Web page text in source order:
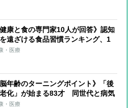
健康と食の専門家10人が回答》認知
遠ざける食品習慣ランキング、1
「青魚全般」と「ウォーキン
・医療
脳年齢のターニングポイント》「後
化」が始まる83才 同世代と病気
ばかりすると老化が進むので注
・医療